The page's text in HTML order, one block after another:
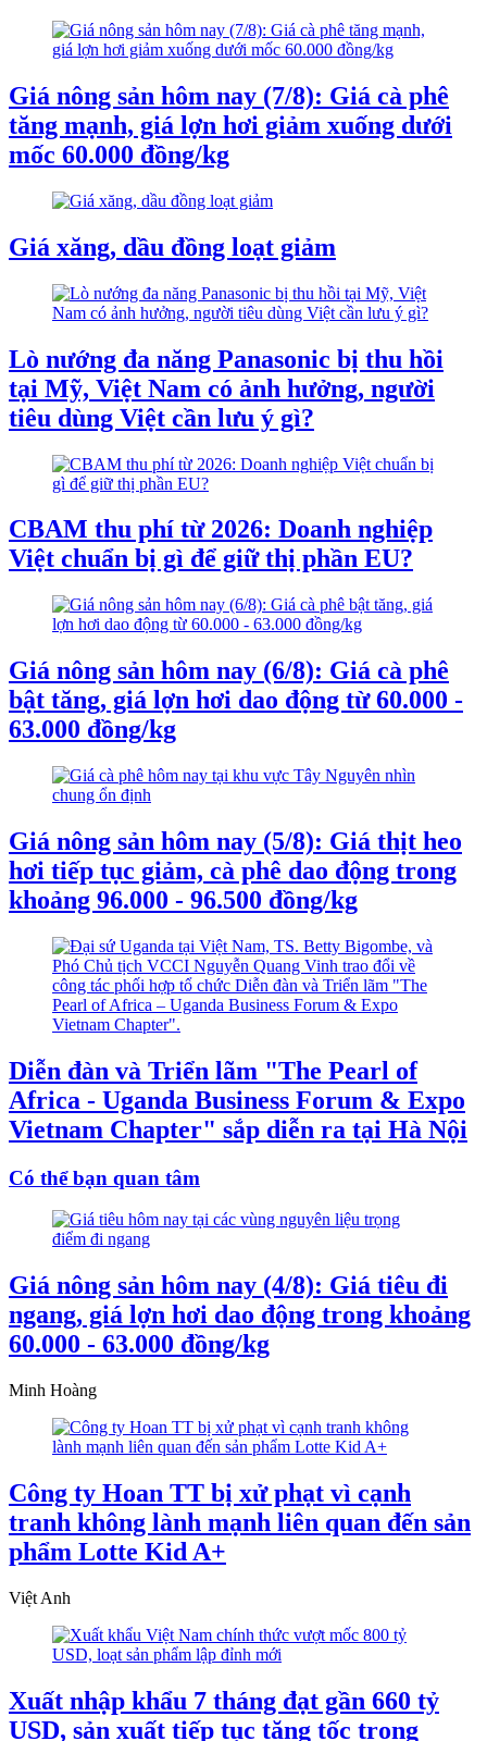
Giá nông sản hôm nay (7/8): Giá cà phê
tăng mạnh, giá lợn hơi giảm xuống dưới
mốc 60.000 đồng/kg
Giá xăng, dầu đồng loạt giảm
Lò nướng đa năng Panasonic bị thu hồi
tại Mỹ, Việt Nam có ảnh hưởng, người
tiêu dùng Việt cần lưu ý gì?
CBAM thu phí từ 2026: Doanh nghiệp
Việt chuẩn bị gì để giữ thị phần EU?
Giá nông sản hôm nay (6/8): Giá cà phê
bật tăng, giá lợn hơi dao động từ 60.000 -
63.000 đồng/kg
Giá nông sản hôm nay (5/8): Giá thịt heo
hơi tiếp tục giảm, cà phê dao động trong
khoảng 96.000 - 96.500 đồng/kg
Diễn đàn và Triển lãm "The Pearl of
Africa - Uganda Business Forum & Expo
Vietnam Chapter" sắp diễn ra tại Hà Nội
Có thể bạn quan tâm
Giá nông sản hôm nay (4/8): Giá tiêu đi
ngang, giá lợn hơi dao động trong khoảng
60.000 - 63.000 đồng/kg
Minh Hoàng
Công ty Hoan TT bị xử phạt vì cạnh
tranh không lành mạnh liên quan đến sản
phẩm Lotte Kid A+
Việt Anh
Xuất nhập khẩu 7 tháng đạt gần 660 tỷ
USD, sản xuất tiếp tục tăng tốc trong